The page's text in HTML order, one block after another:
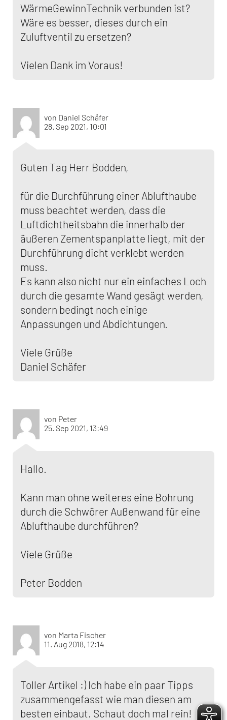
WärmeGewinnTechnik verbunden ist?
Wäre es besser, dieses durch ein
Zuluftventil zu ersetzen?
Vielen Dank im Voraus!
von Daniel Schäfer
28. Sep 2021, 10:01
Guten Tag Herr Bodden,
für die Durchführung einer Ablufthaube
muss beachtet werden, dass die
Luftdichtheitsbahn die innerhalb der
äußeren Zementspanplatte liegt, mit der
Durchführung dicht verklebt werden
muss.
Es kann also nicht nur ein einfaches Loch
durch die gesamte Wand gesägt werden,
sondern bedingt noch einige
Anpassungen und Abdichtungen.
Viele Grüße
Daniel Schäfer
von Peter
25. Sep 2021, 13:49
Hallo.
Kann man ohne weiteres eine Bohrung
durch die Schwörer Außenwand für eine
Ablufthaube durchführen?
Viele Grüße
Peter Bodden
von Marta Fischer
11. Aug 2018, 12:14
Toller Artikel :) Ich habe ein paar Tipps
zusammengefasst wie man diesen am
besten einbaut. Schaut doch mal rein!